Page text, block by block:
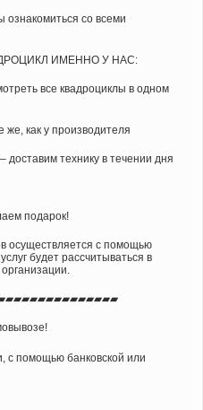
со всеми
ИМЕННО У НАС:
все квадроциклы в одном
как у производителя
доставим технику в течении дня
подарок!
осуществляется с помощью
будет рассчитываться в
с помощью банковской или